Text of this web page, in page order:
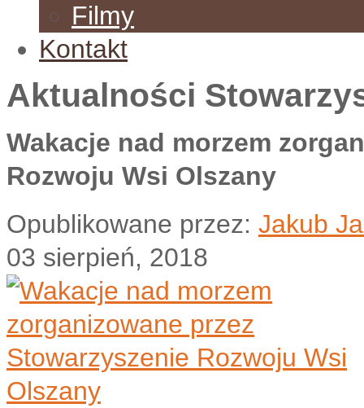
Filmy
Kontakt
Aktualności
Wakacje nad morzem
Rozwoju Wsi Olszany
Opublikowane przez: Jakub
03 sierpień, 2018